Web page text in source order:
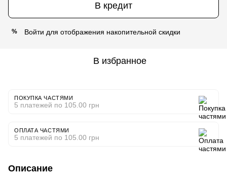
В кредит
% Войти для отображения накопительной скидки
В избранное
ПОКУПКА ЧАСТЯМИ
5 платежей по 105.00 грн
ОПЛАТА ЧАСТЯМИ
5 платежей по 105.00 грн
Описание